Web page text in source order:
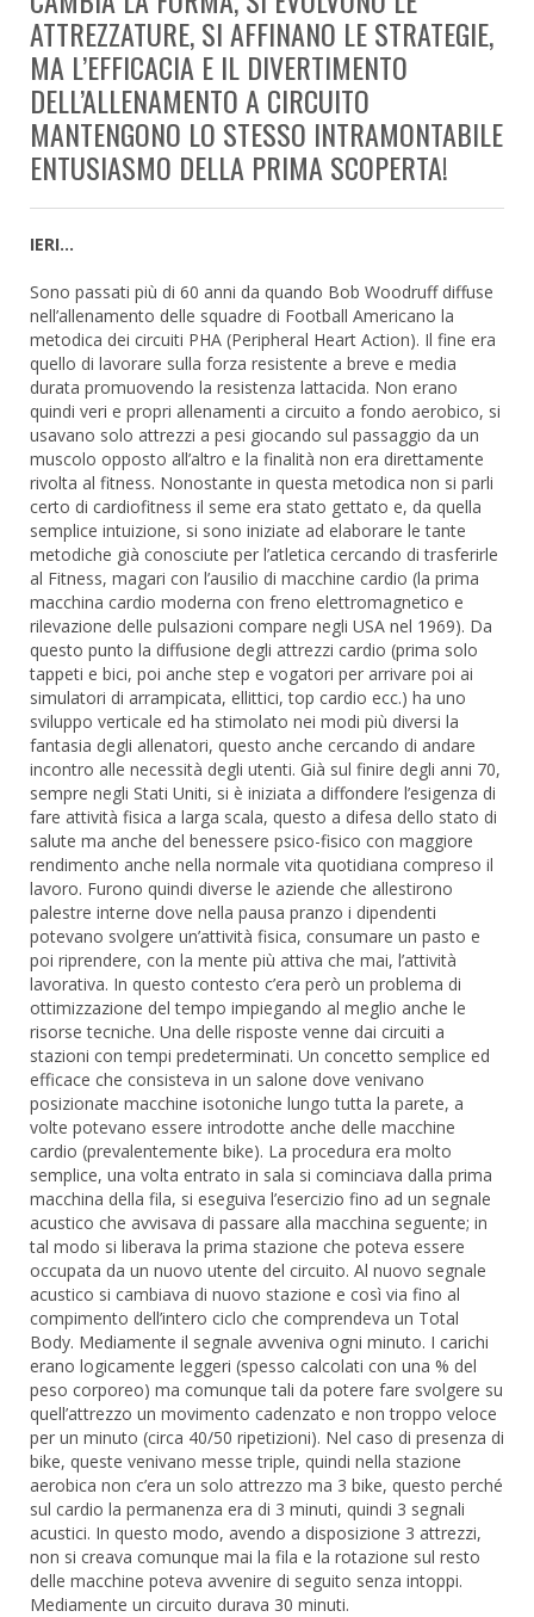
ATTREZZATURE, SI AFFINANO LE STRATEGIE,
MA L’EFFICACIA E IL DIVERTIMENTO
DELL’ALLENAMENTO A CIRCUITO
MANTENGONO LO STESSO INTRAMONTABILE
ENTUSIASMO DELLA PRIMA SCOPERTA!
IERI…
Sono passati più di 60 anni da quando Bob Woodruff diffuse
nell’allenamento delle squadre di Football Americano la
metodica dei circuiti PHA (Peripheral Heart Action). Il fine era
quello di lavorare sulla forza resistente a breve e media
durata promuovendo la resistenza lattacida. Non erano
quindi veri e propri allenamenti a circuito a fondo aerobico, si
usavano solo attrezzi a pesi giocando sul passaggio da un
muscolo opposto all’altro e la finalità non era direttamente
rivolta al fitness. Nonostante in questa metodica non si parli
certo di cardiofitness il seme era stato gettato e, da quella
semplice intuizione, si sono iniziate ad elaborare le tante
metodiche già conosciute per l’atletica cercando di trasferirle
al Fitness, magari con l’ausilio di macchine cardio (la prima
macchina cardio moderna con freno elettromagnetico e
rilevazione delle pulsazioni compare negli USA nel 1969). Da
questo punto la diffusione degli attrezzi cardio (prima solo
tappeti e bici, poi anche step e vogatori per arrivare poi ai
simulatori di arrampicata, ellittici, top cardio ecc.) ha uno
sviluppo verticale ed ha stimolato nei modi più diversi la
fantasia degli allenatori, questo anche cercando di andare
incontro alle necessità degli utenti. Già sul finire degli anni 70,
sempre negli Stati Uniti, si è iniziata a diffondere l’esigenza di
fare attività fisica a larga scala, questo a difesa dello stato di
salute ma anche del benessere psico-fisico con maggiore
rendimento anche nella normale vita quotidiana compreso il
lavoro. Furono quindi diverse le aziende che allestirono
palestre interne dove nella pausa pranzo i dipendenti
potevano svolgere un’attività fisica, consumare un pasto e
poi riprendere, con la mente più attiva che mai, l’attività
lavorativa. In questo contesto c’era però un problema di
ottimizzazione del tempo impiegando al meglio anche le
risorse tecniche. Una delle risposte venne dai circuiti a
stazioni con tempi predeterminati. Un concetto semplice ed
efficace che consisteva in un salone dove venivano
posizionate macchine isotoniche lungo tutta la parete, a
volte potevano essere introdotte anche delle macchine
cardio (prevalentemente bike). La procedura era molto
semplice, una volta entrato in sala si cominciava dalla prima
macchina della fila, si eseguiva l’esercizio fino ad un segnale
acustico che avvisava di passare alla macchina seguente; in
tal modo si liberava la prima stazione che poteva essere
occupata da un nuovo utente del circuito. Al nuovo segnale
acustico si cambiava di nuovo stazione e così via fino al
compimento dell’intero ciclo che comprendeva un Total
Body. Mediamente il segnale avveniva ogni minuto. I carichi
erano logicamente leggeri (spesso calcolati con una % del
peso corporeo) ma comunque tali da potere fare svolgere su
quell’attrezzo un movimento cadenzato e non troppo veloce
per un minuto (circa 40/50 ripetizioni). Nel caso di presenza di
bike, queste venivano messe triple, quindi nella stazione
aerobica non c’era un solo attrezzo ma 3 bike, questo perché
sul cardio la permanenza era di 3 minuti, quindi 3 segnali
acustici. In questo modo, avendo a disposizione 3 attrezzi,
non si creava comunque mai la fila e la rotazione sul resto
delle macchine poteva avvenire di seguito senza intoppi.
Mediamente un circuito durava 30 minuti.